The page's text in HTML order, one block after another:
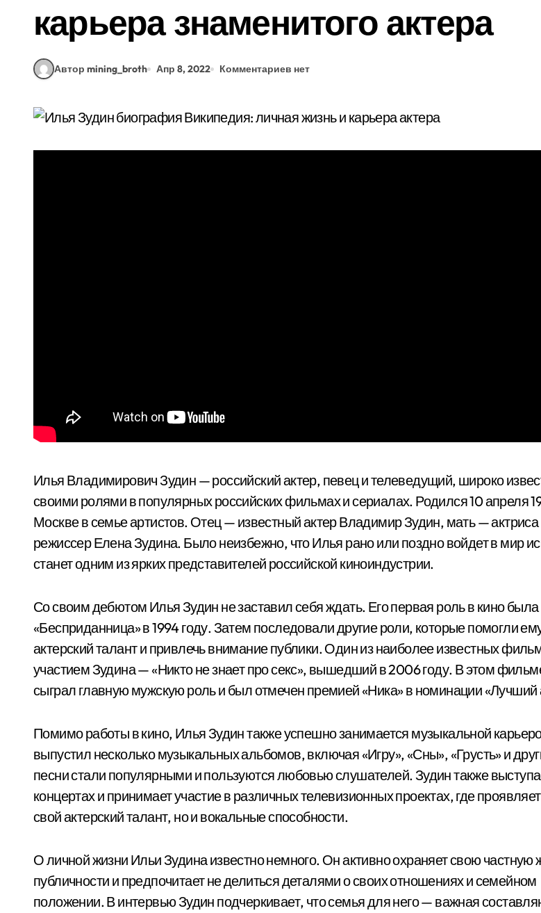
карьера знаменитого актера
Автор mining_broth Апр 8, 2022 Комментариев нет
Илья Владимирович Зудин — российский актер, певец и телеведущий, широко
своими ролями в популярных российских фильмах и сериалах. Родился 10 апреля
Москве в семье артистов. Отец — известный актер Владимир Зудин, мать — актриса
режиссер Елена Зудина. Было неизбежно, что Илья рано или поздно войдет в мир
станет одним из ярких представителей российской киноиндустрии.
Со своим дебютом Илья Зудин не заставил себя ждать. Его первая роль в кино
«Бесприданница» в 1994 году. Затем последовали другие роли, которые помогли
актерский талант и привлечь внимание публики. Один из наиболее известных
участием Зудина — «Никто не знает про секс», вышедший в 2006 году. В этом
сыграл главную мужскую роль и был отмечен премией «Ника» в номинации «Лучший
Помимо работы в кино, Илья Зудин также успешно занимается музыкальной
выпустил несколько музыкальных альбомов, включая «Игру», «Сны», «Грусть» и
песни стали популярными и пользуются любовью слушателей. Зудин также
концертах и принимает участие в различных телевизионных проектах, где
свой актерский талант, но и вокальные способности.
О личной жизни Ильи Зудина известно немного. Он активно охраняет свою частную
публичности и предпочитает не делиться деталями о своих отношениях и семейном
положении. В интервью Зудин подчеркивает, что семья для него — важная